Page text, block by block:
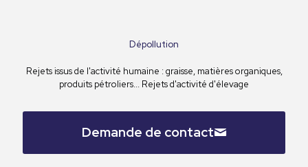
Dépollution
Rejets issus de l'activité humaine : graisse, matières organiques,
produits pétroliers... Rejets d'activité d'élevage
Demande de contact